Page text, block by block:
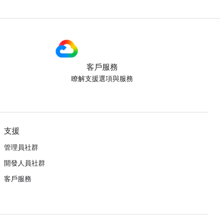
客戶服務
瞭解支援選項與服務
支援
管理員社群
開發人員社群
客戶服務